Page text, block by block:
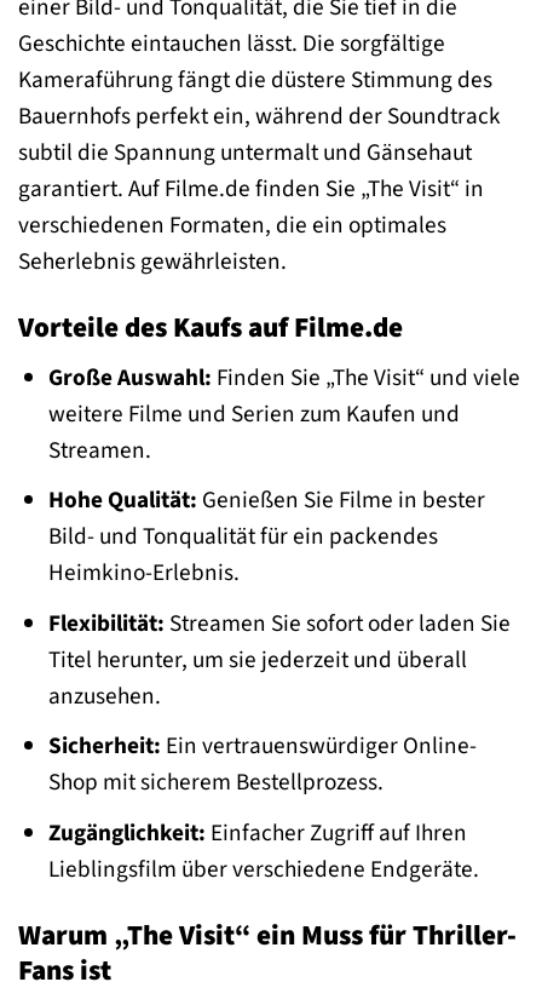
einer Bild- und Tonqualität, die Sie tief in die
Geschichte eintauchen lässt. Die sorgfältige
Kameraführung fängt die düstere Stimmung des
Bauernhofs perfekt ein, während der Soundtrack
subtil die Spannung untermalt und Gänsehaut
garantiert. Auf Filme.de finden Sie „The Visit“ in
verschiedenen Formaten, die ein optimales
Seherlebnis gewährleisten.
Vorteile des Kaufs auf Filme.de
Große Auswahl: Finden Sie „The Visit“ und viele
weitere Filme und Serien zum Kaufen und
Streamen.
Hohe Qualität: Genießen Sie Filme in bester
Bild- und Tonqualität für ein packendes
Heimkino-Erlebnis.
Flexibilität: Streamen Sie sofort oder laden Sie
Titel herunter, um sie jederzeit und überall
anzusehen.
Sicherheit: Ein vertrauenswürdiger Online-
Shop mit sicherem Bestellprozess.
Zugänglichkeit: Einfacher Zugriff auf Ihren
Lieblingsfilm über verschiedene Endgeräte.
Warum „The Visit“ ein Muss für Thriller-
Fans ist